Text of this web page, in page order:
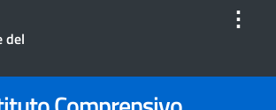
del
⋮